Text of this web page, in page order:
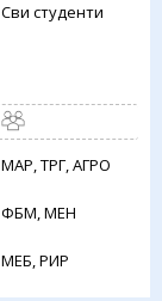
Сви студенти
МАР, ТРГ, АГРО
ФБМ, МЕН
МЕБ, РИР